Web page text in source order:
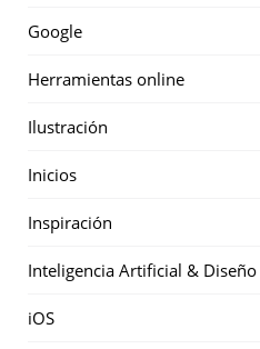
Google
Herramientas online
Ilustración
Inicios
Inspiración
Inteligencia Artificial & Diseño
iOS